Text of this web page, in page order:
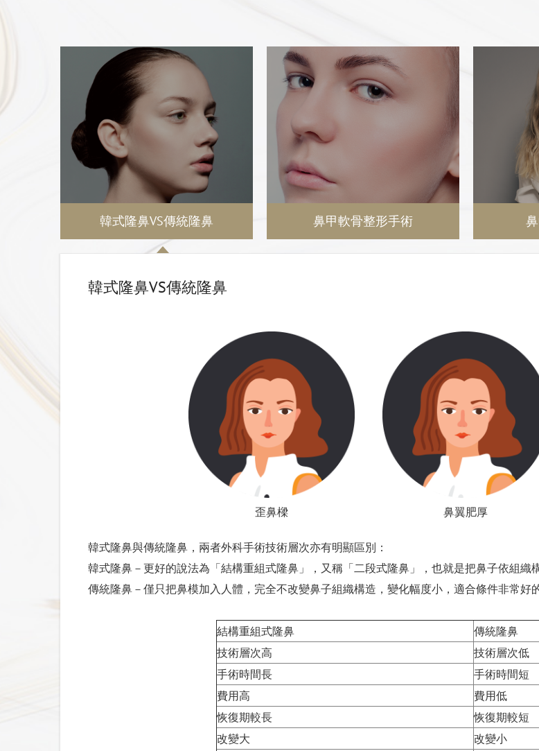
韓式隆鼻VS傳統隆鼻 鼻甲軟骨整形手術
韓式隆鼻VS傳統隆鼻
歪鼻樑 鼻翼肥厚
韓式隆鼻與傳統隆鼻，兩者外科手術技術層次亦有明顯區別：
韓式隆鼻－更好的說法為「結構重組式隆鼻」，又稱「二段式隆鼻」，也就是把鼻子依組織
傳統隆鼻－僅只把鼻模加入人體，完全不改變鼻子組織構造，變化幅度小，適合條件非常好
結構重組式隆鼻
傳統隆鼻
技術層次高
技術層次低
手術時間長
手術時間短
費用高
費用低
恢復期較長
恢復期較短
改變大
改變小
耳朵軟骨 鼻中隔軟骨
最硬
量足夠
取得方便
使用率很高
支撐力不夠
支撐力最好
短鼻子或朝天鼻最佳選擇
診所接受提前三個月預定手術日期。完成預付手術費用30%訂金者，手術日期得以保
手術Ｘ光檢查與體檢應提前一星期完成。國外手術者以最急件處理，最快ㄧ天完成。
手術檢查項目要求。）
Ｘ光檢查與體檢結果會以電話告知手術者，符合手術安全標準才能確認手術；不符標
仍不符標準，建議取消手術。
手術前請盡量放鬆心情，保持體力。一個星期前請停止所有非必要藥物攝取，包括減
手術者應安排術後至少一星期生活必需品，避免術後腫脹不方便出門。（進行顏面骨骼
進行麻醉手術當天不宜自行開車前來，請安排家人或是朋友接送，或是診所代為安排
進行顏面手術記得攜帶墨鏡、帽子、口罩或圍巾，方便回程時掩護使用，避免尷尬。
□ 是否有心臟血管疾病（例如心律不整）？
□ 是否有異常出血情況（例如流血不止）？
□ 是否有臉部血管異常（例如血管瘤）？
□ 是否有顏面神經功能異常，或是表情動作異常？
□ 是否有藥物過敏或是其他過敏現象？